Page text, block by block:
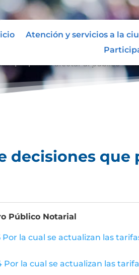
Atención y servicios a la
que puede afectar al público
decisiones
Público Notarial
Por la cual se actualizan las
Por la cual se actualizan las